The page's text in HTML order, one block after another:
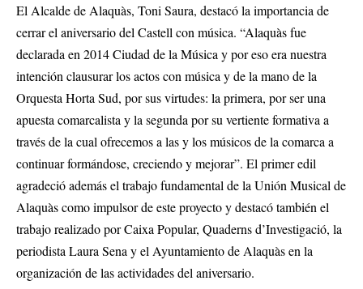
El Alcalde de Alaquàs, Toni Saura, destacó la importancia de
cerrar el aniversario del Castell con música. “Alaquàs fue
declarada en 2014 Ciudad de la Música y por eso era nuestra
intención clausurar los actos con música y de la mano de la
Orquesta Horta Sud, por sus virtudes: la primera, por ser una
apuesta comarcalista y la segunda por su vertiente formativa a
través de la cual ofrecemos a las y los músicos de la comarca a
continuar formándose, creciendo y mejorar”. El primer edil
agradeció además el trabajo fundamental de la Unión Musical de
Alaquàs como impulsor de este proyecto y destacó también el
trabajo realizado por Caixa Popular, Quaderns d’Investigació, la
periodista Laura Sena y el Ayuntamiento de Alaquàs en la
organización de las actividades del aniversario.